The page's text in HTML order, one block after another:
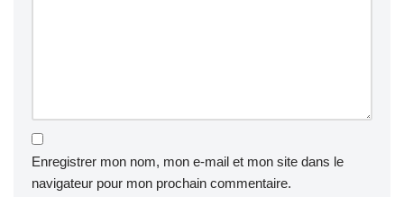
Enregistrer mon nom, mon e-mail et mon site dans le
navigateur pour mon prochain commentaire.